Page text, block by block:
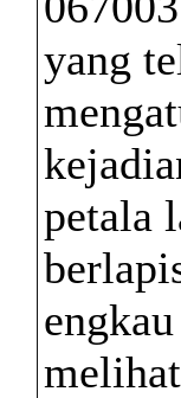
yang
petala